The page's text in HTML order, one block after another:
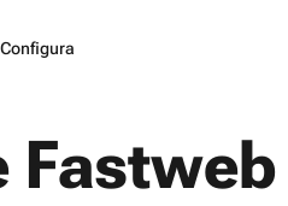
Configura
Fastweb